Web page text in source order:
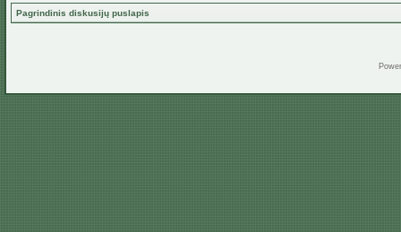
Pagrindinis diskusijų puslapis